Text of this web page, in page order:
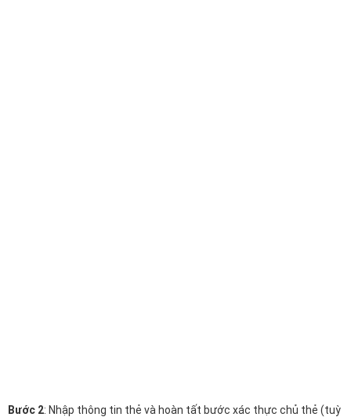
Bước 2: Nhập thông tin thẻ và hoàn tất bước xác thực chủ thẻ (tuỳ